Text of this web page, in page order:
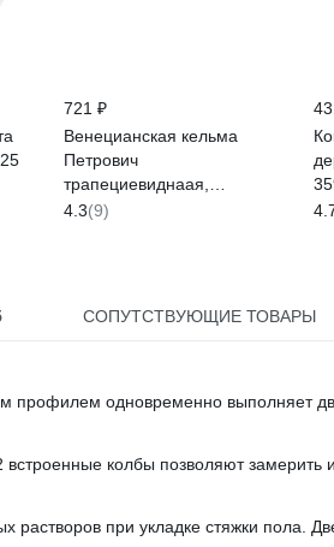
721 ₽
Венецианская кельма
Петрович
трапециевиднаая,
200x80x70мм,
4.3(9)
СОПУТСТВУЮЩИЕ ТОВАРЫ
профилем одновременно выполняет
колбы позволяют замерить
растворов при укладке стяжки пола.